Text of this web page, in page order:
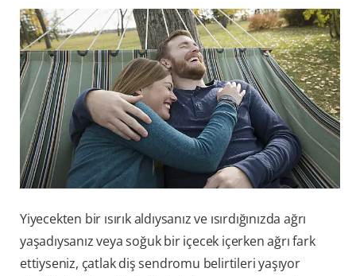
TR (TR)
KAYIT OL
Yiyecekten bir ısırık aldıysanız ve ısırdığınızda ağrı
yaşadıysanız veya soğuk bir içecek içerken ağrı fark
ettiyseniz, çatlak diş sendromu belirtileri yaşıyor